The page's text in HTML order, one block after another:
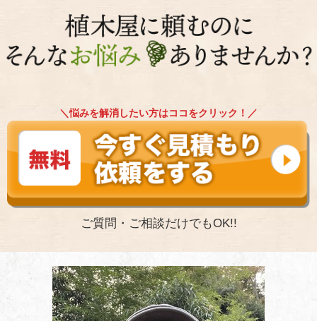
＼悩みを解消したい方はココをクリック！／
ご質問・ご相談だけでもOK!!